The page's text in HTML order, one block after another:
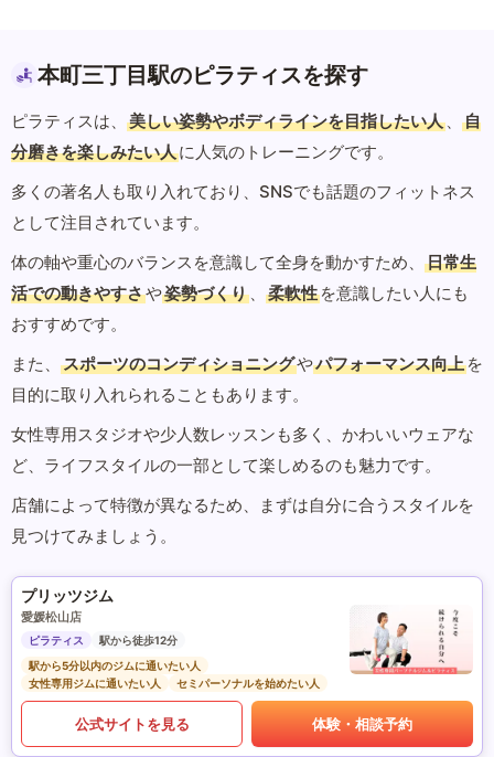
本町三丁目駅のピラティスを探す
ピラティスは、 美しい姿勢やボディラインを目指したい人 、
自
分磨きを楽しみたい人に人気のトレーニングです。
多くの著名人も取り入れており、SNSでも話題のフィットネス
として注目されています。
体の軸や重心のバランスを意識して全身を動かすため、
日常生
活での動きやすさや姿勢づくり 、 柔軟性 を意識したい人にも
おすすめです。
また、
スポーツのコンディショニングやパフォーマンス向上 を
目的に取り入れられることもあります。
女性専用スタジオや少人数レッスンも多く、かわいいウェアな
ど、ライフスタイルの一部として楽しめるのも魅力です。
店舗によって特徴が異なるため、まずは自分に合うスタイルを
見つけてみましょう。
プリッツジム
愛媛松山店
ピラティス
駅から徒歩12分
駅から5分以内のジムに通いたい人
女性専用ジムに通いたい人
セミパーソナルを始めたい人
公式サイトを見る 体験・相談予約